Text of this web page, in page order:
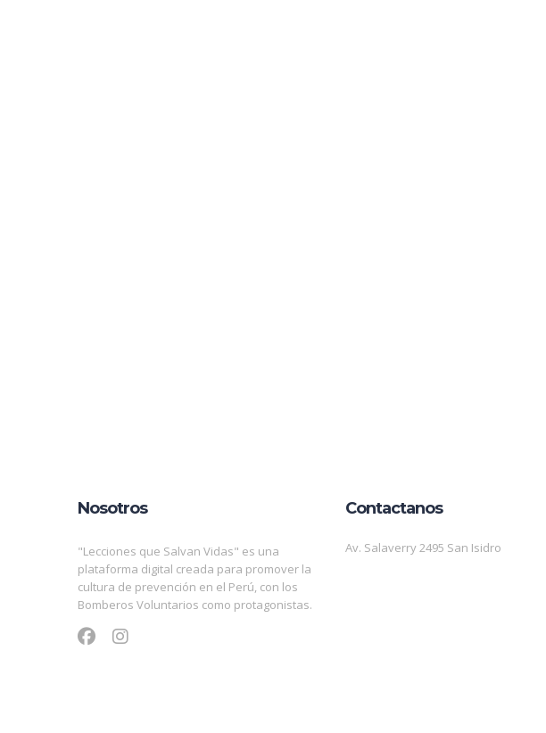
Nosotros
"Lecciones que Salvan Vidas" es una
plataforma digital creada para promover la
cultura de prevención en el Perú, con los
Bomberos Voluntarios como protagonistas.
Contactanos
Av. Salaverry 2495 San Isidro